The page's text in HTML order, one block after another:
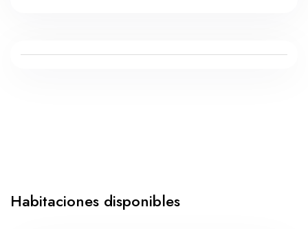
Habitaciones disponibles